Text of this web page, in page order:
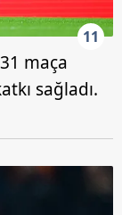
11
maça
sağladı.